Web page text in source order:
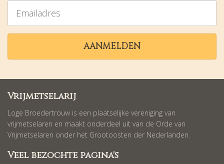
AANMELDEN
Vrijmetselarij
Loge Broedertrouw is een plaatselijke vereniging van
vrijmetselaren en maakt onderdeel uit van de Orde van
Vrijmetselaren onder het Grootoosten der Nederlanden.
Veel bezochte pagina's